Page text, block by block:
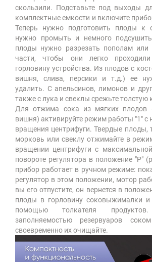
скользили. Подставьте под выходы
комплектные емкости и включите
Теперь нужно подготовить плоды к
нужно промыть и немного
плоды нужно разрезать пополам или
части, чтобы они легко
горловину устройства. Из плодов с
вишня, слива, персики и т.д.) ее
удалить. С апельсинов, лимонов и
также с лука и свеклы срежьте толстую
Для отжима сока из мягких плодов
вишня) активируйте режим работы "1" с
вращения центрифуги. Твердые плоды,
морковь или свеклу отжимайте в
вращении центрифуги с
повороте регулятора в положение "Р"
прибор работает в ручном режиме:
регулятор в этом положении, мотор
вы его отпустите, он вернется в
плоды в горловину соковыжималки и
помощью толкателя
заполняемостью резервуаров
своевременно их очищайте.